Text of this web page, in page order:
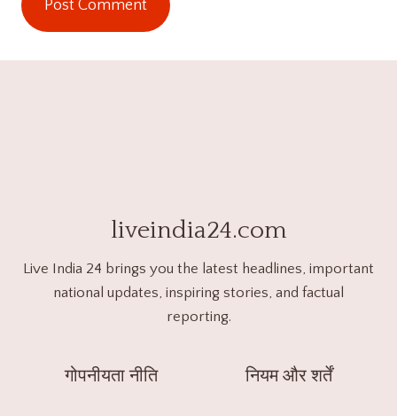
liveindia24.com
Live India 24 brings you the latest headlines, important
national updates, inspiring stories, and factual
reporting.
गोपनीयता नीति नियम और शर्तें